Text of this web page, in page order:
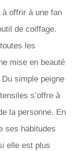
à offrir à une fan
de coiffage.
les
mise en beauté
simple peigne
s’offre à
la personne. En
ses habitudes
elle est plus